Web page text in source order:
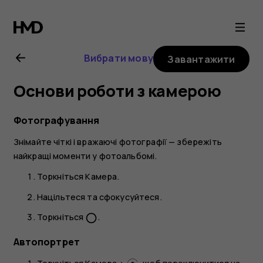
Посібник
користувача
Nokia
G21
Вибрати мову Завантажити
Основи роботи з камерою
Фотографування
Знімайте чіткі і вражаючі фотографії — збережіть
найкращі моменти у фотоальбомі.
ТоркнітьсяКамера.
Націльтеся та сфокусуйтеся.
Торкніться panorama_fish_eye.
Автопортрет